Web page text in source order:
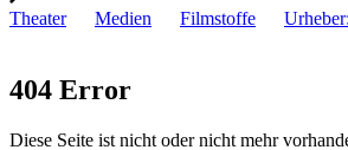
Theater Medien Filmstoffe
404 Error
Diese Seite ist nicht oder nicht mehr